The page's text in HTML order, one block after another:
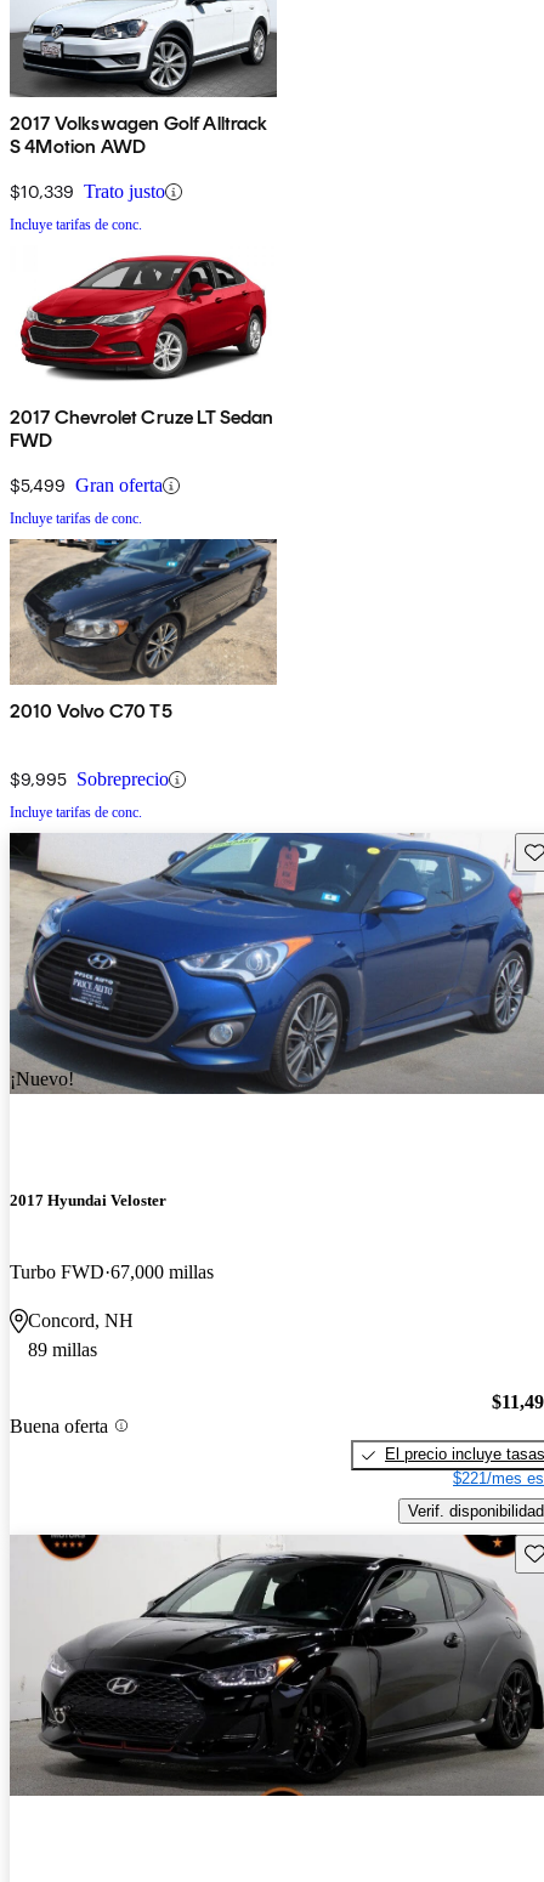
2017 Volkswagen Golf Alltrack
S 4Motion AWD
$10,339 Trato justo
Incluye tarifas de conc.
2017 Chevrolet Cruze LT Sedan
FWD
$5,499 Gran oferta
Incluye tarifas de conc.
2010 Volvo C70 T5
$9,995 Sobreprecio
Incluye tarifas de conc.
¡Nuevo!
2017 Hyundai Veloster
Turbo FWD 67,000 millas
Concord, NH
89 millas
Buena oferta
El precio incluye tasas
$221/mes
Verif. disponibilidad